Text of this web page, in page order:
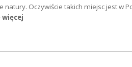
natury. Oczywiście takich miejsc jest w
więcej